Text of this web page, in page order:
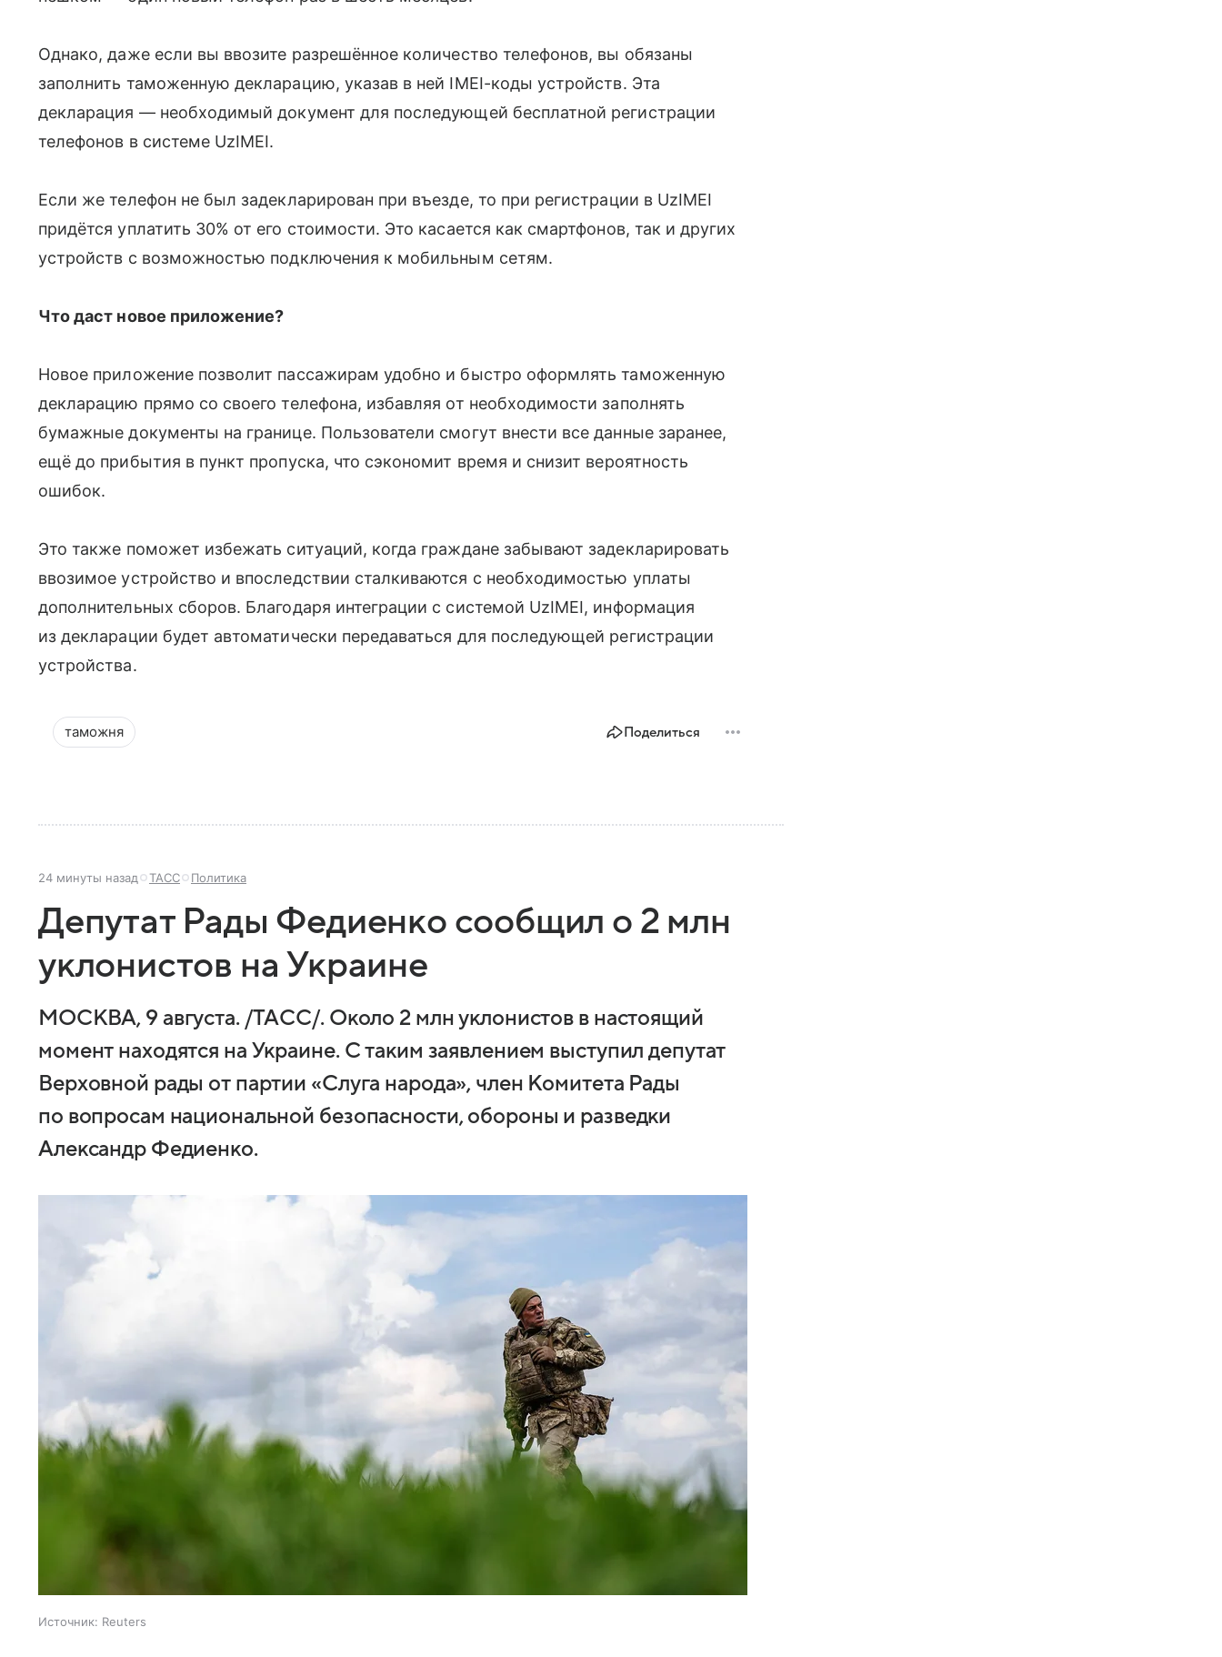
Однако, даже если вы ввозите разрешённое количество телефонов, вы обязаны
заполнить таможенную декларацию, указав в ней IMEI-коды устройств. Эта
декларация — необходимый документ для последующей бесплатной регистрации
телефонов в системе UzIMEI.
Если же телефон не был задекларирован при въезде, то при регистрации в UzIMEI
придётся уплатить 30% от его стоимости. Это касается как смартфонов, так и других
устройств с возможностью подключения к мобильным сетям.
Что даст новое приложение?
Новое приложение позволит пассажирам удобно и быстро оформлять таможенную
декларацию прямо со своего телефона, избавляя от необходимости заполнять
бумажные документы на границе. Пользователи смогут внести все данные заранее,
ещё до прибытия в пункт пропуска, что сэкономит время и снизит вероятность
ошибок.
Это также поможет избежать ситуаций, когда граждане забывают задекларировать
ввозимое устройство и впоследствии сталкиваются с необходимостью уплаты
дополнительных сборов. Благодаря интеграции с системой UzIMEI, информация
из декларации будет автоматически передаваться для последующей регистрации
устройства.
таможня Поделиться
24 минуты назад ТАСС Политика
Депутат Рады Федиенко сообщил о 2 млн
уклонистов на Украине
МОСКВА, 9 августа. /ТАСС/. Около 2 млн уклонистов в настоящий
момент находятся на Украине. С таким заявлением выступил депутат
Верховной рады от партии «Слуга народа», член Комитета Рады
по вопросам национальной безопасности, обороны и разведки
Александр Федиенко.
Источник: Reuters